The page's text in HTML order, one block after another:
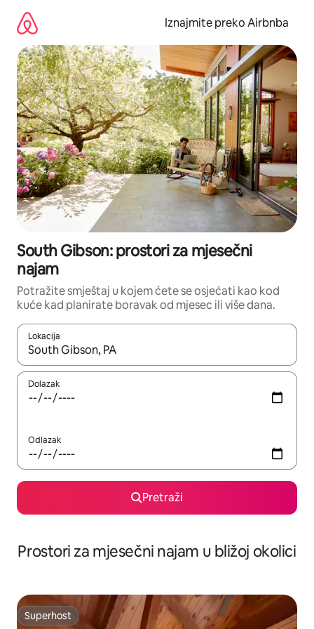
sadržaj
Iznajmite preko Airbnba
South Gibson: prostori za mjesečni
najam
Potražite smještaj u kojem ćete se osjećati kao kod
kuće kad planirate boravak od mjesec ili više dana.
Lokacija
Kada budu dostupni rezultati, moći ćete ih pregledati
Dolazak
Odlazak
Pretraži
Prostori za mjesečni najam u bližoj okolici
Superhost
Superhost